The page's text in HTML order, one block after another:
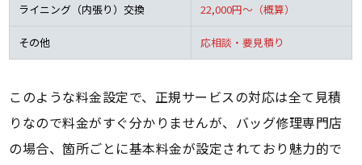
ライニング（内張り）交換 22,000円～（概算）
その他 応相談・要見積り
このような料金設定で、正規サービスの対応は全て見積
りなので料金がすぐ分かりませんが、バッグ修理専門店
の場合、箇所ごとに基本料金が設定されており魅力的で